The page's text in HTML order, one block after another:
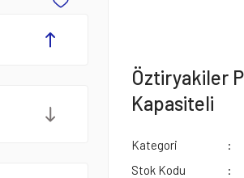
Öztiryakiler
Kapasiteli
Kategori
Stok Kodu